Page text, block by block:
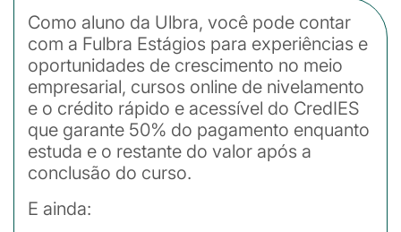
Como aluno da Ulbra, você pode contar
com a Fulbra Estágios para experiências e
oportunidades de crescimento no meio
empresarial, cursos online de nivelamento
e o crédito rápido e acessível do CredIES
que garante 50% do pagamento enquanto
estuda e o restante do valor após a
conclusão do curso.
E ainda: